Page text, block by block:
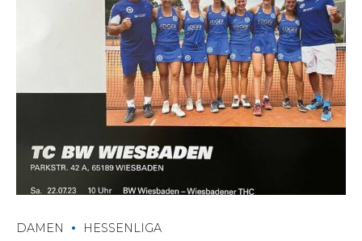
DAMEN HESSENLIGA